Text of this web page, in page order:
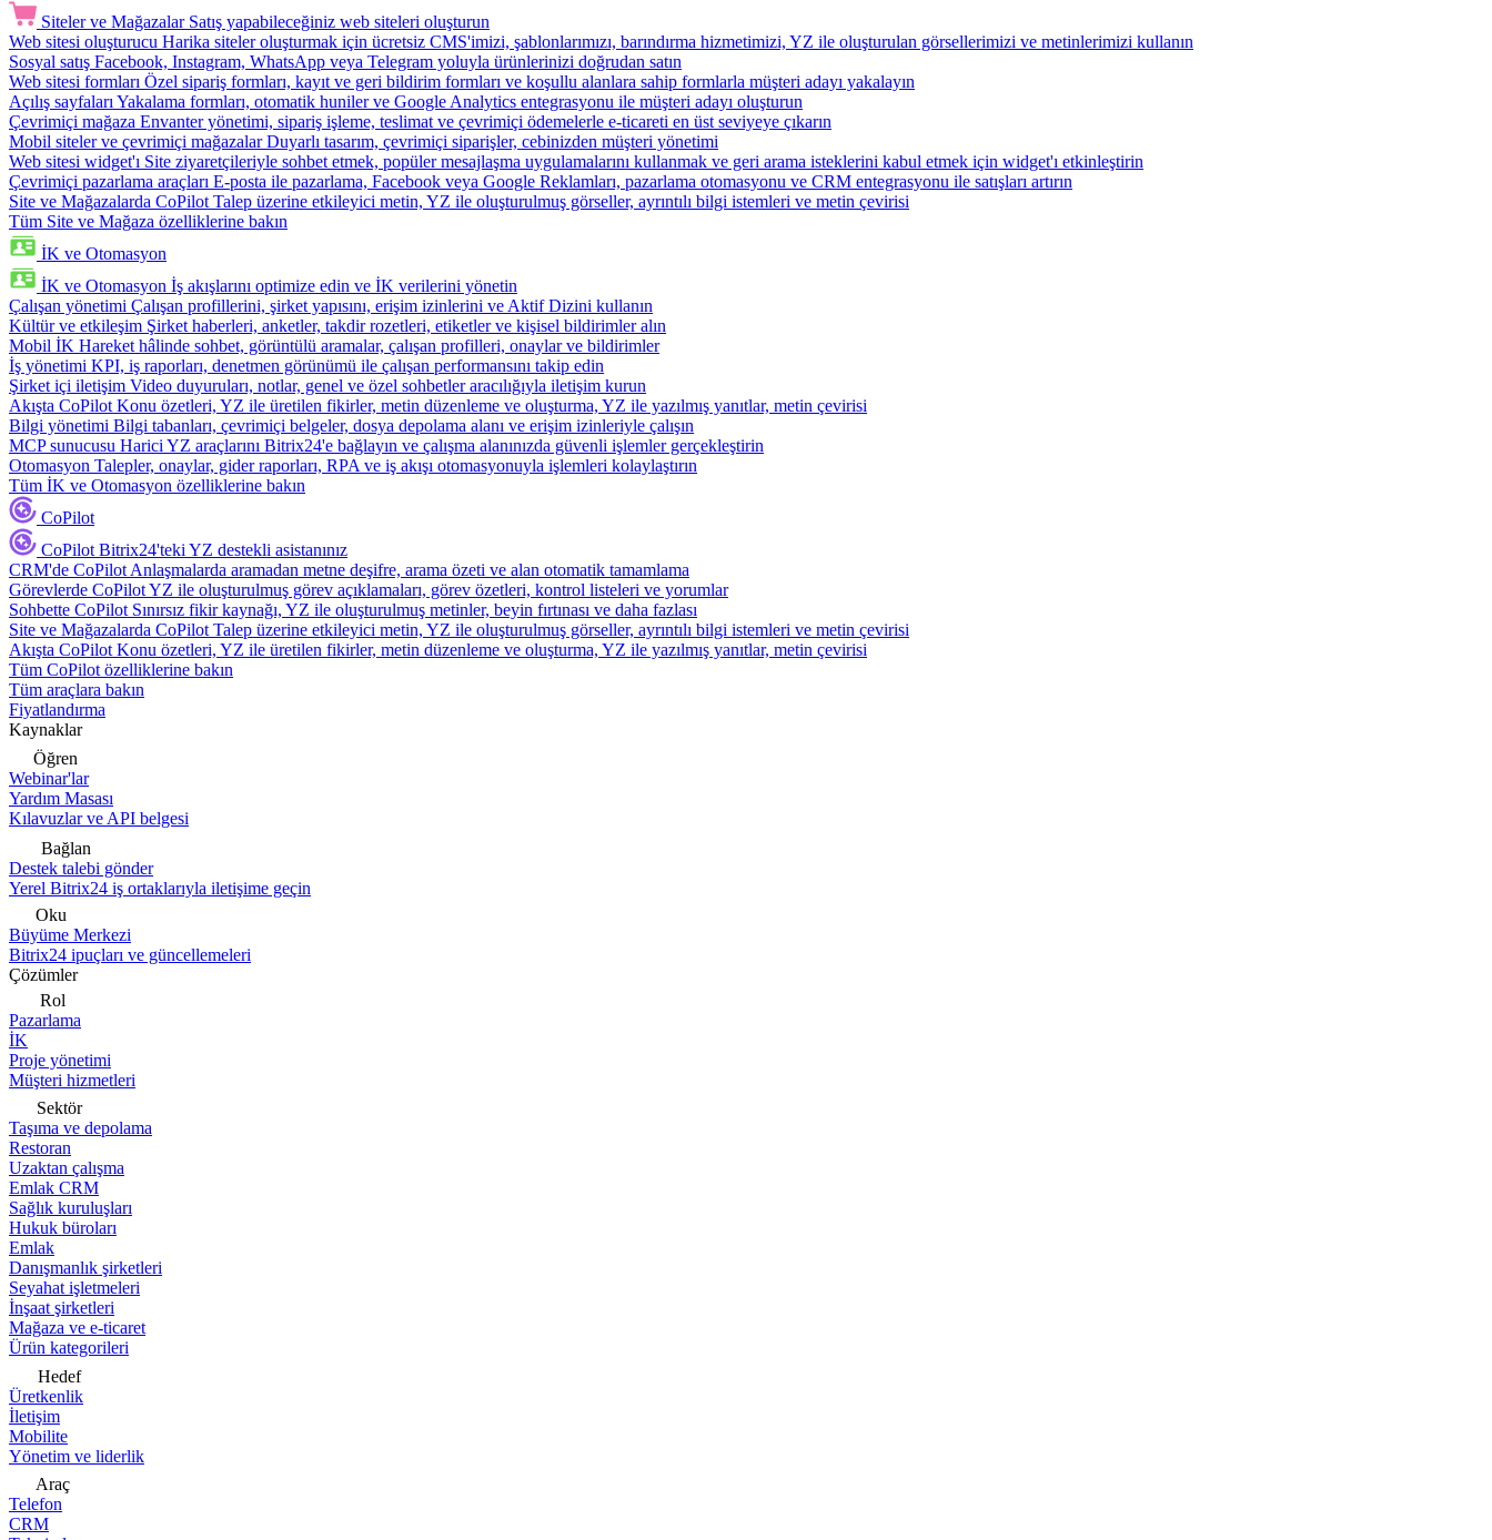
Siteler ve Mağazalar Satış yapabileceğiniz web siteleri oluşturun
Web sitesi oluşturucu Harika siteler oluşturmak için ücretsiz CMS'imizi, şablonlarımızı, barındırma hizmetimizi, YZ ile oluşturulan görsellerimizi ve metinlerimizi kullanın
Sosyal satış Facebook, Instagram, WhatsApp veya Telegram yoluyla ürünlerinizi doğrudan satın
Web sitesi formları Özel sipariş formları, kayıt ve geri bildirim formları ve koşullu alanlara sahip formlarla müşteri adayı yakalayın
Açılış sayfaları Yakalama formları, otomatik huniler ve Google Analytics entegrasyonu ile müşteri adayı oluşturun
Çevrimiçi mağaza Envanter yönetimi, sipariş işleme, teslimat ve çevrimiçi ödemelerle e-ticareti en üst seviyeye çıkarın
Mobil siteler ve çevrimiçi mağazalar Duyarlı tasarım, çevrimiçi siparişler, cebinizden müşteri yönetimi
Web sitesi widget'ı Site ziyaretçileriyle sohbet etmek, popüler mesajlaşma uygulamalarını kullanmak ve geri arama isteklerini kabul etmek için widget'ı etkinleştirin
Çevrimiçi pazarlama araçları E-posta ile pazarlama, Facebook veya Google Reklamları, pazarlama otomasyonu ve CRM entegrasyonu ile satışları artırın
Site ve Mağazalarda CoPilot Talep üzerine etkileyici metin, YZ ile oluşturulmuş görseller, ayrıntılı bilgi istemleri ve metin çevirisi
Tüm Site ve Mağaza özelliklerine bakın
İK ve Otomasyon
İK ve Otomasyon İş akışlarını optimize edin ve İK verilerini yönetin
Çalışan yönetimi Çalışan profillerini, şirket yapısını, erişim izinlerini ve Aktif Dizini kullanın
Kültür ve etkileşim Şirket haberleri, anketler, takdir rozetleri, etiketler ve kişisel bildirimler alın
Mobil İK Hareket hâlinde sohbet, görüntülü aramalar, çalışan profilleri, onaylar ve bildirimler
İş yönetimi KPI, iş raporları, denetmen görünümü ile çalışan performansını takip edin
Şirket içi iletişim Video duyuruları, notlar, genel ve özel sohbetler aracılığıyla iletişim kurun
Akışta CoPilot Konu özetleri, YZ ile üretilen fikirler, metin düzenleme ve oluşturma, YZ ile yazılmış yanıtlar, metin çevirisi
Bilgi yönetimi Bilgi tabanları, çevrimiçi belgeler, dosya depolama alanı ve erişim izinleriyle çalışın
MCP sunucusu Harici YZ araçlarını Bitrix24'e bağlayın ve çalışma alanınızda güvenli işlemler gerçekleştirin
Otomasyon Talepler, onaylar, gider raporları, RPA ve iş akışı otomasyonuyla işlemleri kolaylaştırın
Tüm İK ve Otomasyon özelliklerine bakın
CoPilot
CoPilot Bitrix24'teki YZ destekli asistanınız
CRM'de CoPilot Anlaşmalarda aramadan metne deşifre, arama özeti ve alan otomatik tamamlama
Görevlerde CoPilotYZ ile oluşturulmuş görev açıklamaları, görev özetleri, kontrol listeleri ve yorumlar
Sohbette CoPilot Sınırsız fikir kaynağı, YZ ile oluşturulmuş metinler, beyin fırtınası ve daha fazlası
Site ve Mağazalarda CoPilot Talep üzerine etkileyici metin, YZ ile oluşturulmuş görseller, ayrıntılı bilgi istemleri ve metin çevirisi
Akışta CoPilot Konu özetleri, YZ ile üretilen fikirler, metin düzenleme ve oluşturma, YZ ile yazılmış yanıtlar, metin çevirisi
Tüm CoPilot özelliklerine bakın
Tüm araçlara bakın
Fiyatlandırma
Kaynaklar
Öğren
Webinar'lar
Yardım Masası
Kılavuzlar ve API belgesi
Bağlan
Destek talebi gönder
Yerel Bitrix24 iş ortaklarıyla iletişime geçin
Oku
Büyüme Merkezi
Bitrix24 ipuçları ve güncellemeleri
Çözümler
Rol
Pazarlama
İK
Proje yönetimi
Müşteri hizmetleri
Sektör
Taşıma ve depolama
Restoran
Uzaktan çalışma
Emlak CRM
Sağlık kuruluşları
Hukuk büroları
Emlak
Danışmanlık şirketleri
Seyahat işletmeleri
İnşaat şirketleri
Mağaza ve e-ticaret
Ürün kategorileri
Hedef
Üretkenlik
İletişim
Mobilite
Yönetim ve liderlik
Araç
Telefon
CRM